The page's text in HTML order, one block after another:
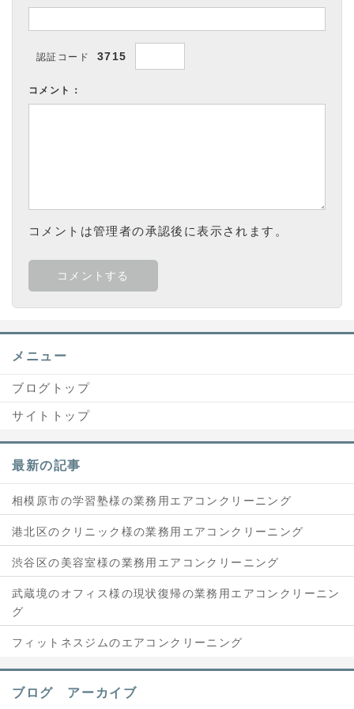
認証コード 3715
コメント：
コメントは管理者の承認後に表示されます。
メニュー
ブログトップ
サイトトップ
最新の記事
相模原市の学習塾様の業務用エアコンクリーニング
港北区のクリニック様の業務用エアコンクリーニング
渋谷区の美容室様の業務用エアコンクリーニング
武蔵境のオフィス様の現状復帰の業務用エアコンクリーニン
グ
フィットネスジムのエアコンクリーニング
ブログ アーカイブ